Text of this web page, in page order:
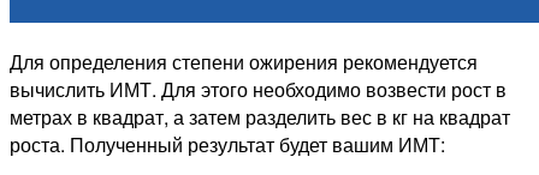
Для определения степени ожирения рекомендуется
вычислить ИМТ. Для этого необходимо возвести рост в
метрах в квадрат, а затем разделить вес в кг на квадрат
роста. Полученный результат будет вашим ИМТ: